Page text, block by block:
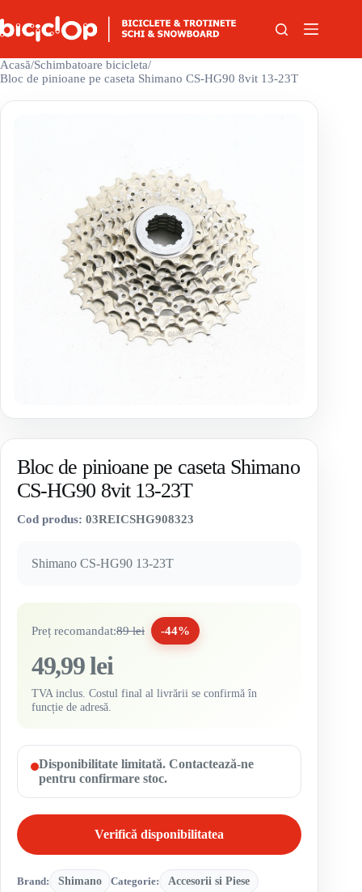
Acasă/Schimbatoare bicicleta/
Bloc de pinioane pe caseta Shimano CS-HG90 8vit 13-23T
Bloc de pinioane pe caseta Shimano
CS-HG90 8vit 13-23T
Cod produs: 03REICSHG908323
Shimano CS-HG90 13-23T
Preț recomandat:89 lei -44%
49,99 lei
TVA inclus. Costul final al livrării se confirmă în
funcție de adresă.
Disponibilitate limitată. Contactează-ne
pentru confirmare stoc.
Verifică disponibilitatea
Brand: Shimano Categorie:
Accesorii si Piese